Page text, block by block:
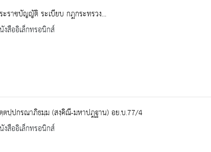
ะราชบัญญัติ ระเบียบ กฎกระทรวง...
งสืออิเล็กทรอนิกส์
ตปฺปกรณาภิธมฺม (สงฺคิณี-มหาปฎฐาน) อย.บ.77/4
งสืออิเล็กทรอนิกส์